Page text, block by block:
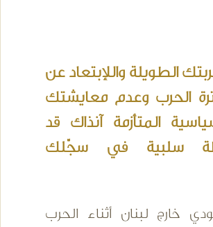
الطويلة واللإبتعاد عن
الحرب وعدم معايشتك
المتأزمة آنذاك قد
سلبية في سجّلك
خارج لبنان أثناء الحرب